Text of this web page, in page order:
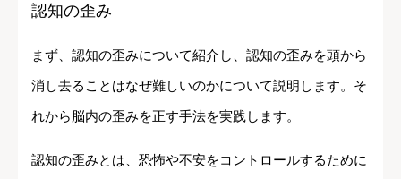
認知の歪み
まず、認知の歪みについて紹介し、認知の歪みを頭から
消し去ることはなぜ難しいのかについて説明します。そ
れから脳内の歪みを正す手法を実践します。
認知の歪みとは、恐怖や不安をコントロールするために